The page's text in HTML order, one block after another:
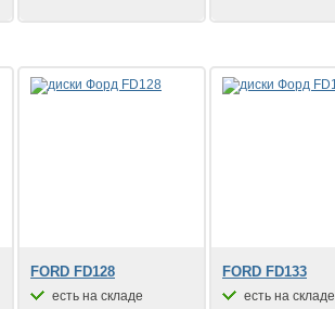
FORD FD128
есть на складе
FORD FD133
есть на складе